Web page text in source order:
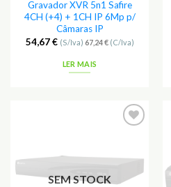
Gravador XVR 5n1 Safire
4CH (+4) + 1CH IP 6Mp p/
Câmaras IP
54,67€ (S/Iva) 67,24€(C/Iva)
LER MAIS
SEM STOCK